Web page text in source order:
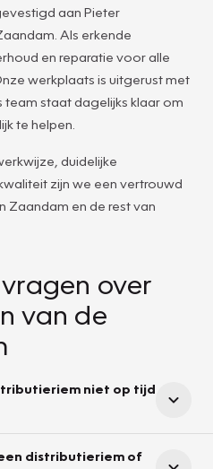
aan Pieter
Als erkende
en reparatie voor alle
werkplaats is uitgerust met
staat dagelijks klaar om
te helpen.
duidelijke
zijn we een vertrouwd
Zaandam en de rest van
over
van de
niet op tijd
distributieriem of